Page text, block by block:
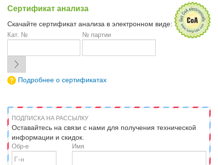
Сертификат анализа
Скачайте сертификат анализа в электронном виде:
Кат. № № партии
Подробнее о сертификатах
ПОДПИСКА НА РАССЫЛКУ
Оставайтесь на связи с нами для получения технической
информации и скидок.
Обр-е Имя